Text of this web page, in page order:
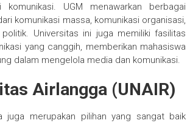
komunikasi. UGM menawarkan berbagai
komunikasi massa, komunikasi organisasi,
politik. Universitas ini juga memiliki fasilitas
yang canggih, memberikan mahasiswa
dalam mengelola media dan komunikasi.
Airlangga (UNAIR)
juga merupakan pilihan yang sangat baik